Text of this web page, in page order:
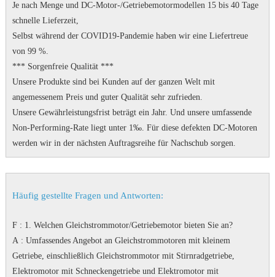
Je nach Menge und DC-Motor-/Getriebemotormodellen 15 bis 40 Tage
schnelle Lieferzeit,
Selbst während der COVID19-Pandemie haben wir eine Liefertreue
von 99 %.
*** Sorgenfreie Qualität ***
Unsere Produkte sind bei Kunden auf der ganzen Welt mit
angemessenem Preis und guter Qualität sehr zufrieden.
Unsere Gewährleistungsfrist beträgt ein Jahr. Und unsere umfassende
Non-Performing-Rate liegt unter 1‰. Für diese defekten DC-Motoren
werden wir in der nächsten Auftragsreihe für Nachschub sorgen.
Häufig gestellte Fragen und Antworten:
F: 1. Welchen Gleichstrommotor/Getriebemotor bieten Sie an?
A: Umfassendes Angebot an Gleichstrommotoren mit kleinem
Getriebe, einschließlich Gleichstrommotor mit Stirnradgetriebe,
Elektromotor mit Schneckengetriebe und Elektromotor mit